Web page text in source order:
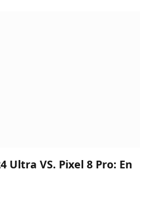
Ultra VS. Pixel 8 Pro: En